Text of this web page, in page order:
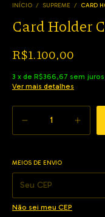
INÍCIO / SUPREME / CARD
Card Holder
R$1.100,00
3 x de R$366,67 sem juros
Ver mais detalhes
Entregas para o CEP:
MEIOS DE ENVIO
Não sei meu CEP